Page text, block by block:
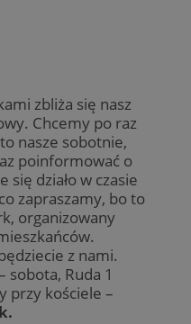
zbliża się nasz
Chcemy po raz
nasze sobotnie,
poinformować o
działo w czasie
zapraszamy, bo to
organizowany
z nami.
sobota, Ruda 1
przy kościele –